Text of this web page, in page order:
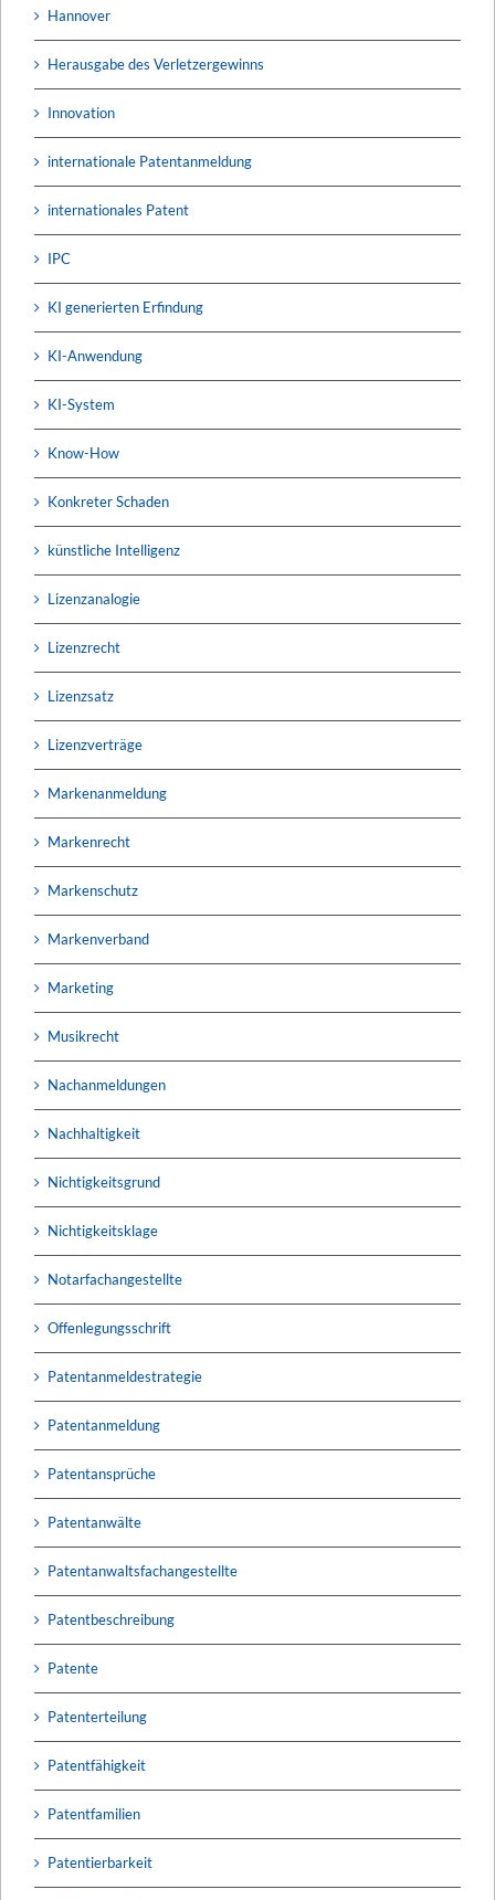
Hannover
Herausgabe des Verletzergewinns
Innovation
internationale Patentanmeldung
internationales Patent
IPC
KI generierten Erfindung
KI-Anwendung
KI-System
Know-How
Konkreter Schaden
künstliche Intelligenz
Lizenzanalogie
Lizenzrecht
Lizenzsatz
Lizenzverträge
Markenanmeldung
Markenrecht
Markenschutz
Markenverband
Marketing
Musikrecht
Nachanmeldungen
Nachhaltigkeit
Nichtigkeitsgrund
Nichtigkeitsklage
Notarfachangestellte
Offenlegungsschrift
Patentanmeldestrategie
Patentanmeldung
Patentansprüche
Patentanwälte
Patentanwaltsfachangestellte
Patentbeschreibung
Patente
Patenterteilung
Patentfähigkeit
Patentfamilien
Patentierbarkeit